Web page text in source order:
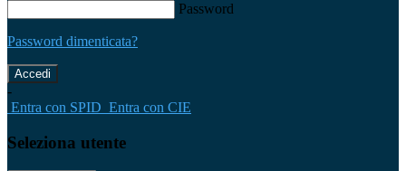
Password
Password dimenticata?
-
Entra con SPID Entra con CIE
Seleziona utente